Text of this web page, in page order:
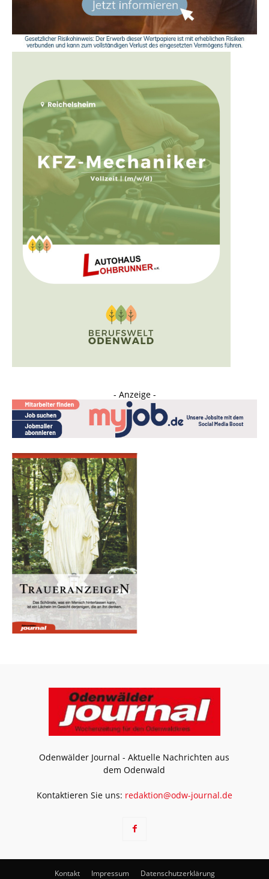
- Anzeige -
Odenwälder Journal - Aktuelle Nachrichten aus
dem Odenwald
Kontaktieren Sie uns: redaktion@odw-journal.de
Kontakt Impressum Datenschutzerklärung